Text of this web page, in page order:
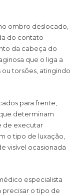
ombro deslocado,
do contato
da cabeça do
que o liga a
torsões, atingindo
para frente,
determinam
de executar
o tipo de luxação,
visível ocasionada
especialista
precisar o tipo de